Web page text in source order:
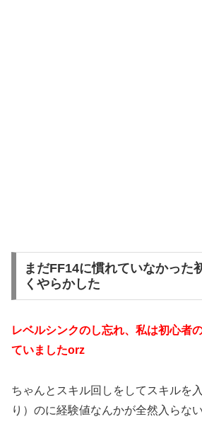
まだFF14に慣れていなかった
くやらかした
レベルシンクのし忘れ、私は初心者
ていましたorz
ちゃんとスキル回しをしてスキルを
り）のに経験値なんかが全然入らない